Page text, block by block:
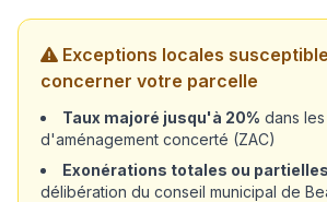
Exceptions locales
concerner votre parcelle
Taux majoré jusqu'à 20% dans
d'aménagement concerté (ZAC)
Exonérations totales ou partielles
délibération du conseil municipal de